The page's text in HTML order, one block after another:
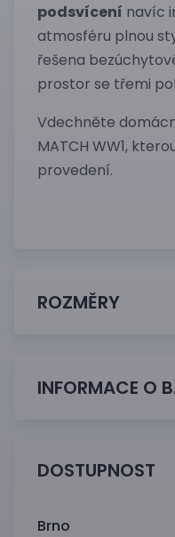
podsvícení navíc
atmosféru plnou
řešena
prostor se třemi
Vdechněte
MATCH WW1,
provedení.
ROZMĚRY
INFORMACE O
DOSTUPNOST
Brno